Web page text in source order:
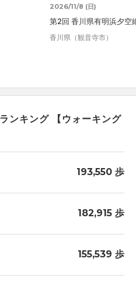
2026/11/8 (日)
第2回 香川県有明浜夕空
香川県（観音寺市）
ンキング 【ウォーキング
193,550 歩
182,915 歩
155,539 歩